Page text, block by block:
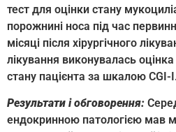
тест для оцінки стану
порожнині носа під час
місяці після хірургічного
лікування виконувалась
стану пацієнта за шкалою CGI-
Результати і обговорення:
ендокринною патологією мав